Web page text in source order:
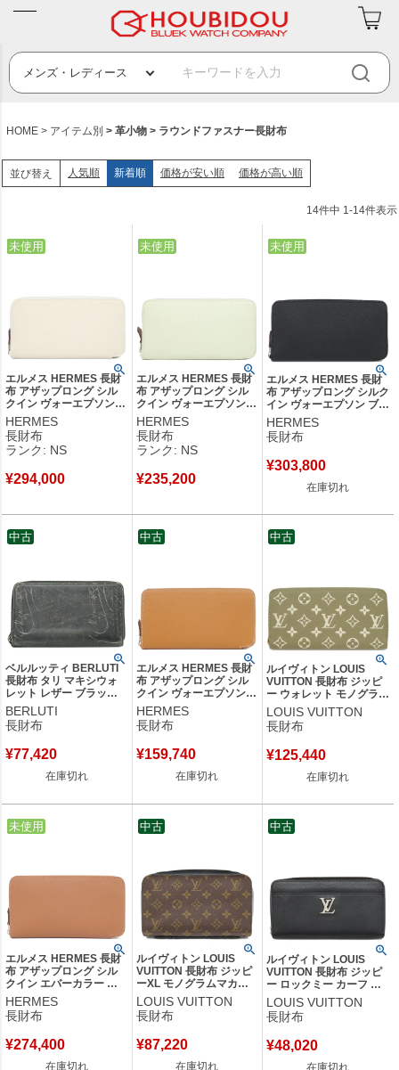
HOME アイテム別 革小物 ラウンドファスナー長財布
並び替え 人気順 新着順 価格が安い順 価格が高い順
14件中 1-14件表示
エルメス HERMES 長財
布 アザップロング シル
クイン ヴォーエプソン
クレ シルバー金具 新品
未使用 2025年製 オフホ
ワイト K 【箱】 【中
古】未使用保管品
HERMES
長財布
ランク: NS
¥294,000
中古
未使用
エルメス HERMES 長財
布 アザップロング シル
クイン ヴォーエプソン
ヴェールフィズ シルバー
金具 新品 未使用 薄緑 ラ
ウンドファスナー B刻印
（2023年製） 【箱】
HERMES
長財布
ランク: NS
¥235,200
中古
未使用
エルメス HERMES 長財
布 アザップロング シルク
イン ヴォーエプソン ブラ
ック シルバー金具 新品
未使用 黒 ラウンドファス
ナー K刻印（2025年製）
HERMES
長財布
¥303,800
在庫切れ
中古
未使用
ベルルッティ BERLUTI
長財布 タリ マキシウォ
レット レザー ブラック
シルバー金具 黒 スクリ
ット カリグラフィ ラウ
BERLUTI
長財布
¥77,420
在庫切れ
中古
エルメス HERMES 長財
布 アザップロング シル
クイン ヴォーエプソン
トフィ シルバー金具 茶
ラウンドファスナー Z刻
印 【箱】 【中古】
HERMES
長財布
¥159,740
在庫切れ
中古
ルイヴィトン LOUIS
VUITTON 長財布 ジッピ
ー ウォレット モノグラム
アンプラント カーキ×ベ
ージュ ゴールド金具 ラウ
ンドファスナー バイカラ
【中古】
LOUIS VUITTON
長財布
¥125,440
在庫切れ
中古
エルメス HERMES 長財
布 アザップロング シル
クイン エバーカラー ゴ
ールド シルバー金具 新
品 未使用 茶 K刻印(2025
年製) 【箱】 【中古】
HERMES
長財布
¥274,400
在庫切れ
中古
未使用
ルイヴィトン LOUIS
VUITTON 長財布 ジッピ
ーXL モノグラムマカサ
ー モノグラムマカサー
シルバー金具 黒 ラウン
ドファスナー トラベルケ
【中古】
LOUIS VUITTON
長財布
¥87,220
在庫切れ
中古
ルイヴィトン LOUIS
VUITTON 長財布 ジッピ
ー ロックミー カーフ ブ
ラック シルバー金具 黒
LVロゴプレート ラウンド
ファスナー M62622
LOUIS VUITTON
長財布
¥48,020
在庫切れ
中古